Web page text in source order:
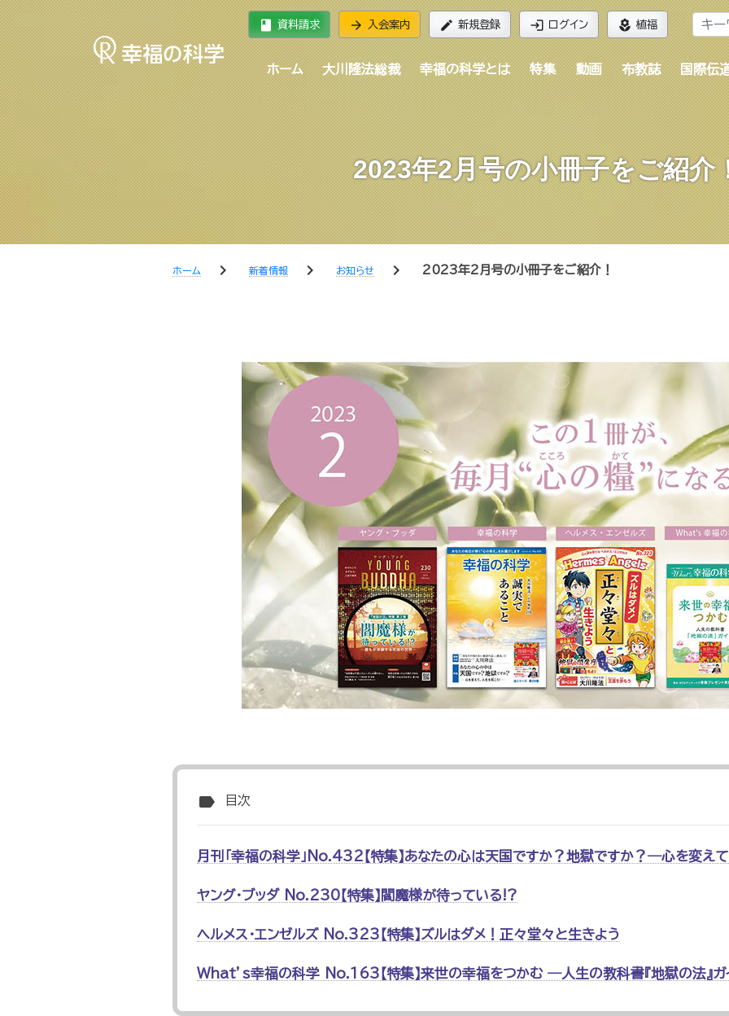
book 資料請求 arrow_forward 入会案内 edit 新規登録 login ログイン local_florist 植福
ホーム 大川隆法総裁 幸福の科学とは 特集 動画 布教誌 国際伝
2023年2月号の小冊子をご紹介
ホーム chevron_right 新着情報 chevron_right お知らせ chevron_right 2023年2月号の小冊子をご紹介！
label 目次
月刊「幸福の科学」No.432【特集】あなたの心は天国ですか？地獄ですか？―心を変え
ヤング・ブッダ No.230【特集】閻魔様が待っている!?
ヘルメス・エンゼルズ No.323【特集】ズルはダメ！正々堂々と生きよう
What’s幸福の科学 No.163【特集】来世の幸福をつかむ ―人生の教科書『地獄の法』